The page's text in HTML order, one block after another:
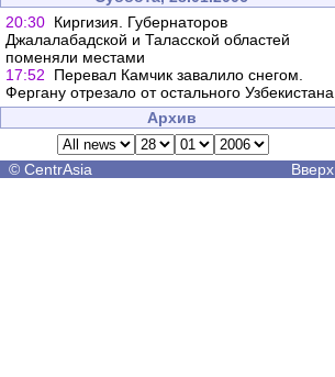
20:30 Киргизия. Губернаторов
Джалалабадской и Таласской областей
поменяли местами
17:52
Перевал Камчик завалило снегом.
Фергану отрезало от остального Узбекистана
Архив
© CentrAsia Вверх